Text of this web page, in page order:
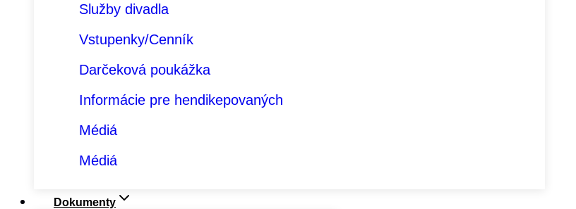
Služby divadla
Vstupenky/Cenník
Darčeková poukážka
Informácie pre hendikepovaných
Médiá
Médiá
Dokumenty